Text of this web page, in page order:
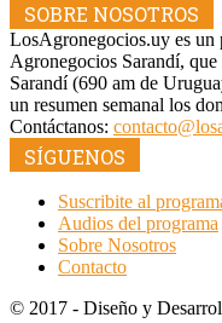
SOBRE NOSOTROS
LosAgronegocios.uy es un
Agronegocios Sarandí,
Sarandí (690 am de
un resumen semanal los
Contáctanos:
SÍGUENOS
Suscribite al
Audios del programa
Sobre Nosotros
Contacto
© 2017 - Diseño y